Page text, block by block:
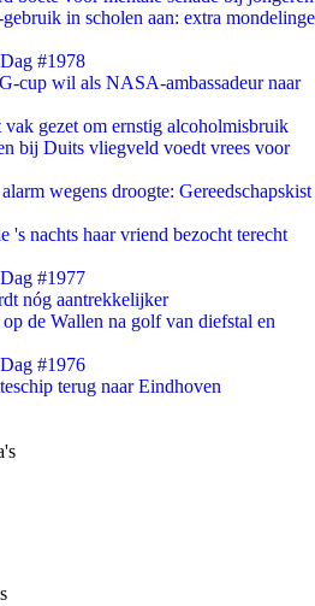
in scholen aan: extra mondelinge
#1978
cup wil als NASA-ambassadeur naar
gezet om ernstig alcoholmisbruik
bij Duits vliegveld voedt vrees voor
wegens droogte: Gereedschapskist
's nachts haar vriend bezocht terecht
#1977
nóg aantrekkelijker
de Wallen na golf van diefstal en
#1976
terug naar Eindhoven